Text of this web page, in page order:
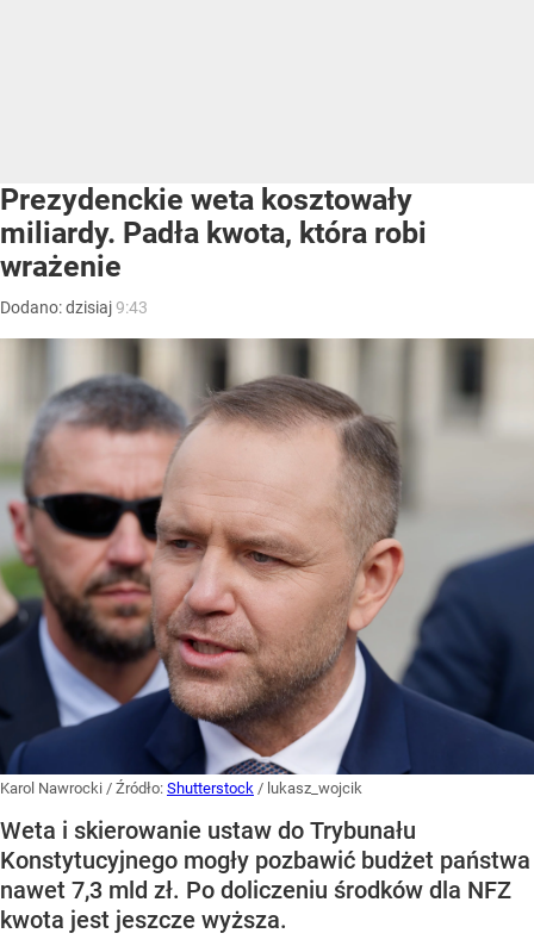
Prezydenckie weta kosztowały
miliardy. Padła kwota, która robi
wrażenie
Dodano:dzisiaj9:43
Karol Nawrocki / Źródło: Shutterstock / lukasz_wojcik
Weta i skierowanie ustaw do Trybunału
Konstytucyjnego mogły pozbawić budżet państwa
nawet 7,3 mld zł. Po doliczeniu środków dla NFZ
kwota jest jeszcze wyższa.